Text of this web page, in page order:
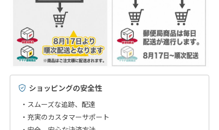
ショッピングの安全性
スムーズな追跡、配達
充実のカスタマーサポート